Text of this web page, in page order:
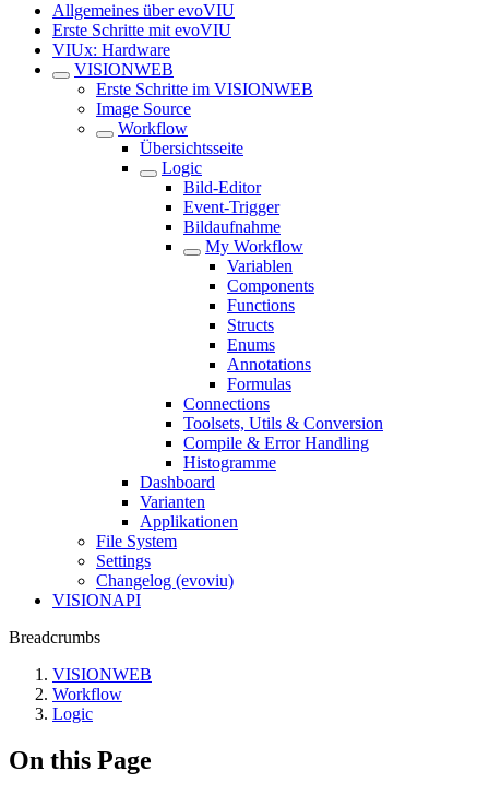
Allgemeines über evoVIU
Erste Schritte mit evoVIU
VIUx: Hardware
VISIONWEB
Erste Schritte im VISIONWEB
Image Source
Workflow
Übersichtsseite
Logic
Bild-Editor
Event-Trigger
Bildaufnahme
My Workflow
Variablen
Components
Functions
Structs
Enums
Annotations
Formulas
Connections
Toolsets, Utils & Conversion
Compile & Error Handling
Histogramme
Dashboard
Varianten
Applikationen
File System
Settings
Changelog (evoviu)
VISIONAPI
Breadcrumbs
VISIONWEB
Workflow
Logic
On this Page